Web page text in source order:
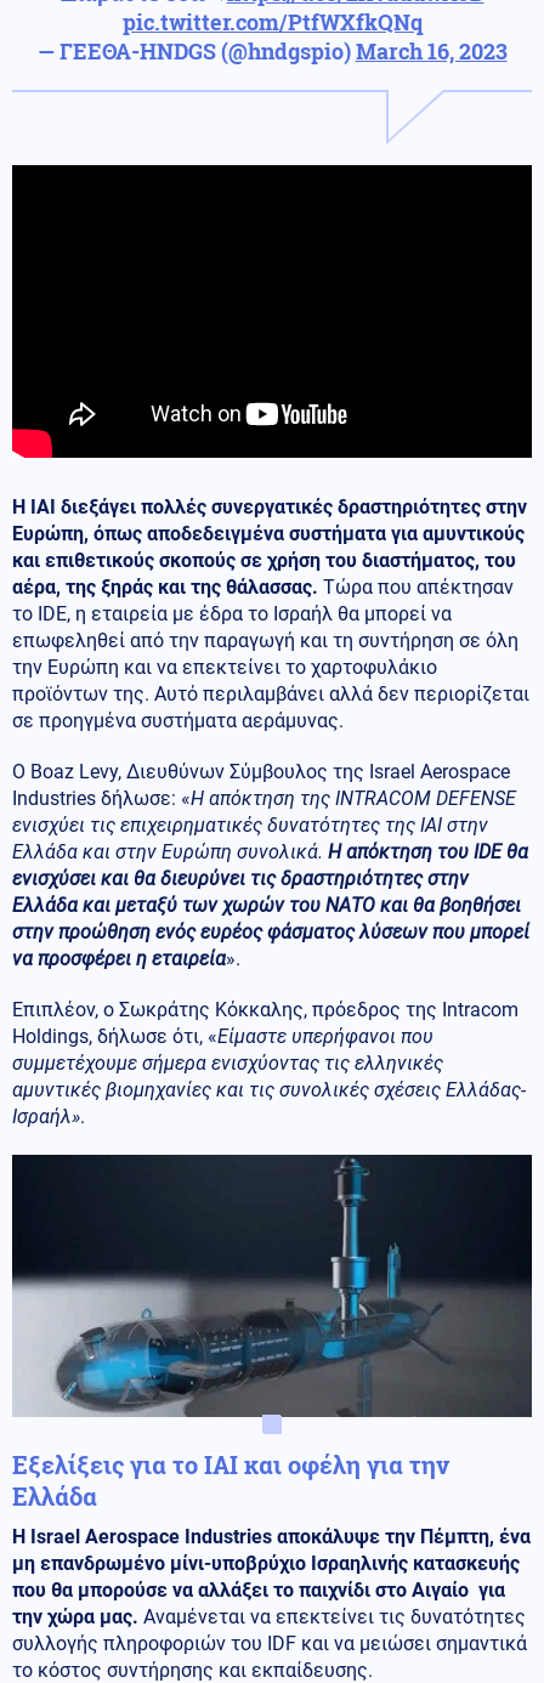
pic.twitter.com/PtfWXfkQNq
— ΓΕΕΘΑ-HNDGS (@hndgspio)March 16, 2023
Η IAI διεξάγει πολλές συνεργατικές δραστηριότητες στην
Ευρώπη, όπως αποδεδειγμένα συστήματα για αμυντικούς
και επιθετικούς σκοπούς σε χρήση του διαστήματος, του
αέρα, της ξηράς και της θάλασσας. Τώρα που απέκτησαν
το IDE, η εταιρεία με έδρα το Ισραήλ θα μπορεί να
επωφεληθεί από την παραγωγή και τη συντήρηση σε όλη
την Ευρώπη και να επεκτείνει το χαρτοφυλάκιο
προϊόντων της. Αυτό περιλαμβάνει αλλά δεν περιορίζεται
σε προηγμένα συστήματα αεράμυνας.
Ο Boaz Levy, Διευθύνων Σύμβουλος της Israel Aerospace
Industries δήλωσε: «Η απόκτηση της INTRACOM DEFENSE
ενισχύει τις επιχειρηματικές δυνατότητες της IAI στην
Ελλάδα και στην Ευρώπη συνολικά. Η απόκτηση του IDE θα
ενισχύσει και θα διευρύνει τις δραστηριότητες στην
Ελλάδα και μεταξύ των χωρών του ΝΑΤΟ και θα βοηθήσει
στην προώθηση ενός ευρέος φάσματος λύσεων που μπορεί
να προσφέρει η εταιρεία».
Επιπλέον, ο Σωκράτης Κόκκαλης, πρόεδρος της Intracom
Holdings, δήλωσε ότι, «Είμαστε υπερήφανοι που
συμμετέχουμε σήμερα ενισχύοντας τις ελληνικές
αμυντικές βιομηχανίες και τις συνολικές σχέσεις Ελλάδας-
Ισραήλ».
Εξελίξεις για το IAI και οφέλη για την
Ελλάδα
Η Israel Aerospace Industries αποκάλυψε την Πέμπτη, ένα
μη επανδρωμένο μίνι-υποβρύχιο Ισραηλινής κατασκευής
που θα μπορούσε να αλλάξει το παιχνίδι στο Αιγαίο για
την χώρα μας. Αναμένεται να επεκτείνει τις δυνατότητες
συλλογής πληροφοριών του IDF και να μειώσει σημαντικά
το κόστος συντήρησης και εκπαίδευσης.